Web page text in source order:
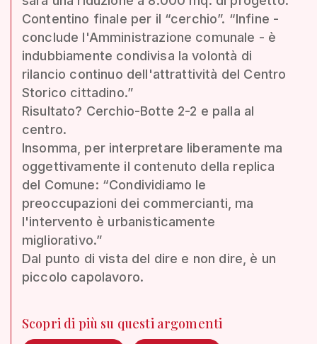
Contentino finale per il “cerchio”. “Infine -
conclude l'Amministrazione comunale - è
indubbiamente condivisa la volontà di
rilancio continuo dell'attrattività del Centro
Storico cittadino.”
Risultato? Cerchio-Botte 2-2 e palla al
centro.
Insomma, per interpretare liberamente ma
oggettivamente il contenuto della replica
del Comune: “Condividiamo le
preoccupazioni dei commercianti, ma
l'intervento è urbanisticamente
migliorativo.”
Dal punto di vista del dire e non dire, è un
piccolo capolavoro.
Scopri di più su questi argomenti